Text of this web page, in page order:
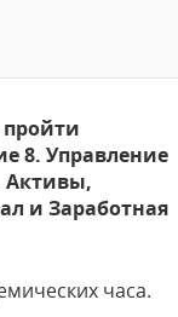
8. Управление
Активы,
и Заработная
часа.